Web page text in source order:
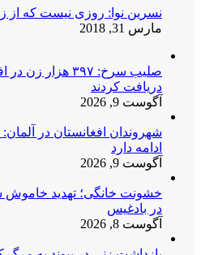
نسرین نوا: روزی نیست که از
مارس 31, 2018
صلیب سرخ: ۳۹۷
دریافت کردند
آگوست 9, 2026
شهروندان افغانستان در
ادامه دارد
آگوست 9, 2026
خشونت خانگی؛ تهدید
در بادغیس
آگوست 8, 2026